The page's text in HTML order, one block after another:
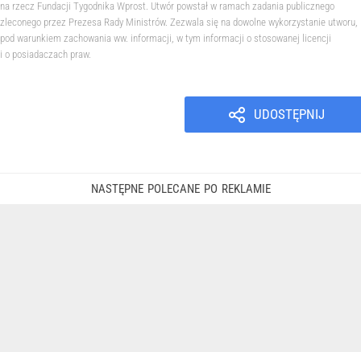
na rzecz Fundacji Tygodnika Wprost. Utwór powstał w ramach zadania publicznego
zleconego przez Prezesa Rady Ministrów. Zezwala się na dowolne wykorzystanie utworu,
pod warunkiem zachowania ww. informacji, w tym informacji o stosowanej licencji
i o posiadaczach praw.
UDOSTĘPNIJ